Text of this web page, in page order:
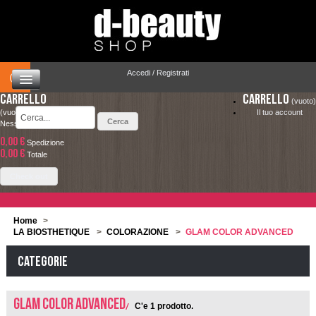
Accedi / Registrati
Carrello (vuoto)
Il tuo account
Carrello
(vuoto)
Nessun prodotto
0,00 € Spedizione
0,00 € Totale
HOME
VISO E CORPO
SOLARI
UOMO
LA SPEDIZIONE COSTA SOLO 4.90 € ED È
COMPLETAMENTE GRATUITA PER ORDINI
Home >
LA BIOSTHETIQUE
> COLORAZIONE > GLAM COLOR ADVANCED
Categorie
GLAM COLOR ADVANCED C'e 1 prodotto.